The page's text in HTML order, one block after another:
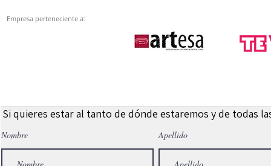
Empresa perteneciente a:
Si quieres estar al tanto de dónde estaremos y de todas
Nombre Apellido